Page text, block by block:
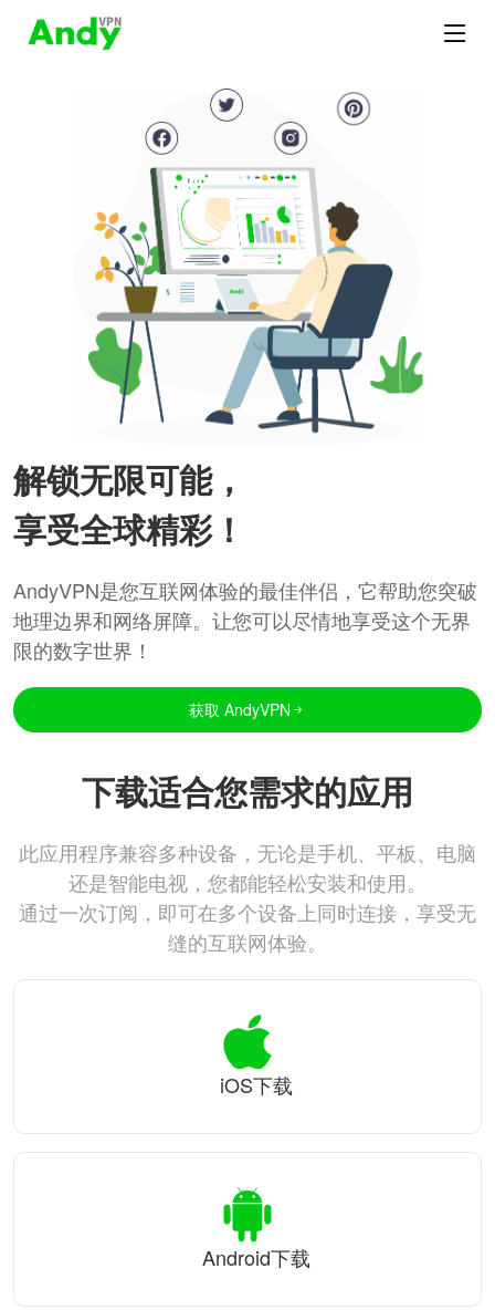
解锁无限可能，
享受全球精彩！
AndyVPN是您互联网体验的最佳伴侣，它帮助您突破
地理边界和网络屏障。让您可以尽情地享受这个无界
限的数字世界！
获取 AndyVPN
下载适合您需求的应用
此应用程序兼容多种设备，无论是手机、平板、电脑
还是智能电视，您都能轻松安装和使用。
通过一次订阅，即可在多个设备上同时连接，享受无
缝的互联网体验。
iOS下载
Android下载